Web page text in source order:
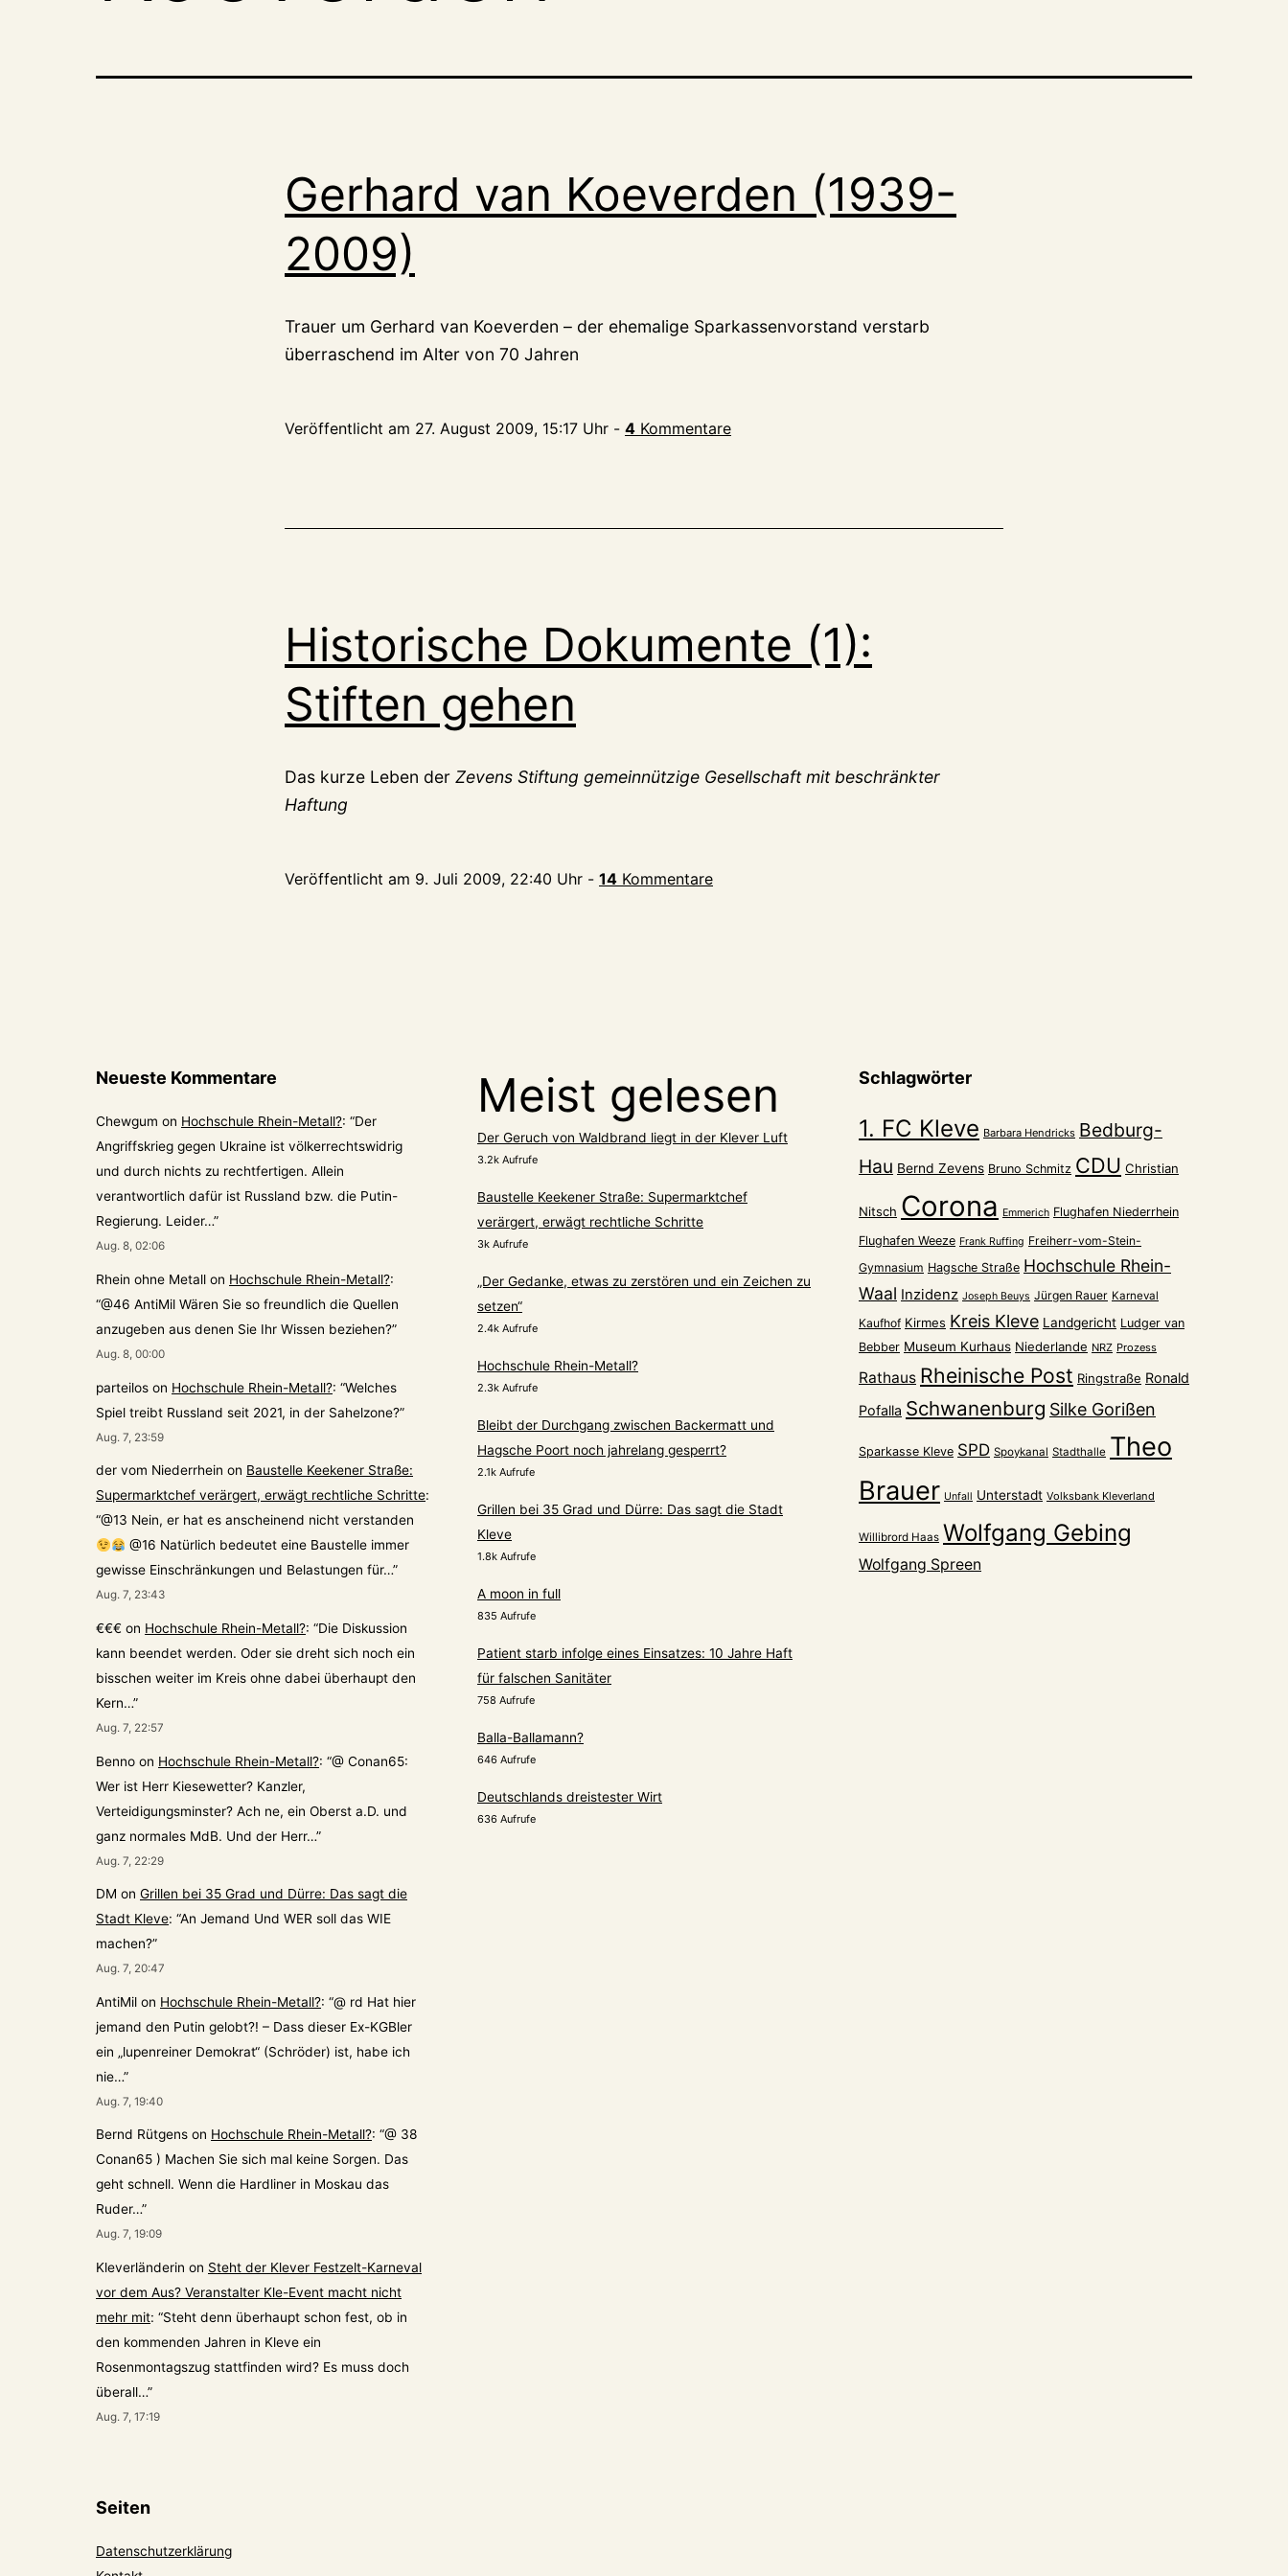
Gerhard van Koeverden (1939-
2009)
Trauer um Gerhard van Koeverden – der ehemalige Sparkassenvorstand verstarb
überraschend im Alter von 70 Jahren
Veröffentlicht am 27. August 2009, 15:17 Uhr - 4 Kommentare
Historische Dokumente (1):
Stiften gehen
Das kurze Leben der Zevens Stiftung gemeinnützige Gesellschaft mit beschränkter
Haftung
Veröffentlicht am 9. Juli 2009, 22:40 Uhr - 14 Kommentare
Neueste Kommentare
Chewgum on Hochschule Rhein-Metall?: “Der
Angriffskrieg gegen Ukraine ist völkerrechtswidrig
und durch nichts zu rechtfertigen. Allein
verantwortlich dafür ist Russland bzw. die Putin-
Regierung. Leider…”
Aug. 8, 02:06
Rhein ohne Metall on Hochschule Rhein-Metall?:
“@46 AntiMil Wären Sie so freundlich die Quellen
anzugeben aus denen Sie Ihr Wissen beziehen?”
Aug. 8, 00:00
parteilos on Hochschule Rhein-Metall?: “Welches
Spiel treibt Russland seit 2021, in der Sahelzone?”
Aug. 7, 23:59
der vom Niederrhein on Baustelle Keekener Straße:
Supermarktchef verärgert, erwägt rechtliche Schritte:
“@13 Nein, er hat es anscheinend nicht verstanden
@16 Natürlich bedeutet eine Baustelle immer
gewisse Einschränkungen und Belastungen für…”
Aug. 7, 23:43
€€€ on Hochschule Rhein-Metall?: “Die Diskussion
kann beendet werden. Oder sie dreht sich noch ein
bisschen weiter im Kreis ohne dabei überhaupt den
Kern…”
Aug. 7, 22:57
Benno on Hochschule Rhein-Metall?: “@ Conan65:
Wer ist Herr Kiesewetter? Kanzler,
Verteidigungsminster? Ach ne, ein Oberst a.D. und
ganz normales MdB. Und der Herr…”
Aug. 7, 22:29
DM on Grillen bei 35 Grad und Dürre: Das sagt die
Stadt Kleve: “An Jemand Und WER soll das WIE
machen?”
Aug. 7, 20:47
AntiMil on Hochschule Rhein-Metall?: “@ rd Hat hier
jemand den Putin gelobt?! – Dass dieser Ex-KGBler
ein „lupenreiner Demokrat“ (Schröder) ist, habe ich
nie…”
Aug. 7, 19:40
Bernd Rütgens on Hochschule Rhein-Metall?: “@ 38
Conan65 ) Machen Sie sich mal keine Sorgen. Das
geht schnell. Wenn die Hardliner in Moskau das
Ruder…”
Aug. 7, 19:09
Kleverländerin on Steht der Klever Festzelt-Karneval
vor dem Aus? Veranstalter Kle-Event macht nicht
mehr mit: “Steht denn überhaupt schon fest, ob in
den kommenden Jahren in Kleve ein
Rosenmontagszug stattfinden wird? Es muss doch
überall…”
Aug. 7, 17:19
Meist gelesen
Der Geruch von Waldbrand liegt in der Klever Luft
3.2k Aufrufe
Baustelle Keekener Straße: Supermarktchef
verärgert, erwägt rechtliche Schritte
3k Aufrufe
„Der Gedanke, etwas zu zerstören und ein Zeichen zu
setzen“
2.4k Aufrufe
Hochschule Rhein-Metall?
2.3k Aufrufe
Bleibt der Durchgang zwischen Backermatt und
Hagsche Poort noch jahrelang gesperrt?
2.1k Aufrufe
Grillen bei 35 Grad und Dürre: Das sagt die Stadt
Kleve
1.8k Aufrufe
A moon in full
835 Aufrufe
Patient starb infolge eines Einsatzes: 10 Jahre Haft
für falschen Sanitäter
758 Aufrufe
Balla-Ballamann?
646 Aufrufe
Deutschlands dreistester Wirt
636 Aufrufe
Schlagwörter
1. FC Kleve Barbara Hendricks Bedburg-
Hau Bernd Zevens Bruno Schmitz CDU Christian
Nitsch Corona Emmerich Flughafen Niederrhein
Flughafen Weeze Frank Ruffing Freiherr-vom-Stein-
Gymnasium Hagsche Straße Hochschule Rhein-
Waal Inzidenz Joseph Beuys Jürgen Rauer Karneval
Kaufhof Kirmes Kreis Kleve Landgericht Ludger van
Bebber Museum Kurhaus Niederlande NRZ Prozess
Rathaus Rheinische Post Ringstraße Ronald
Pofalla Schwanenburg Silke Gorißen
Sparkasse Kleve SPD Spoykanal Stadthalle Theo
Brauer Unfall Unterstadt Volksbank Kleverland
Willibrord Haas Wolfgang Gebing
Wolfgang Spreen
Seiten
Datenschutzerklärung